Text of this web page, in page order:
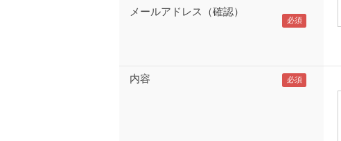
メールアドレス（確認）
内容